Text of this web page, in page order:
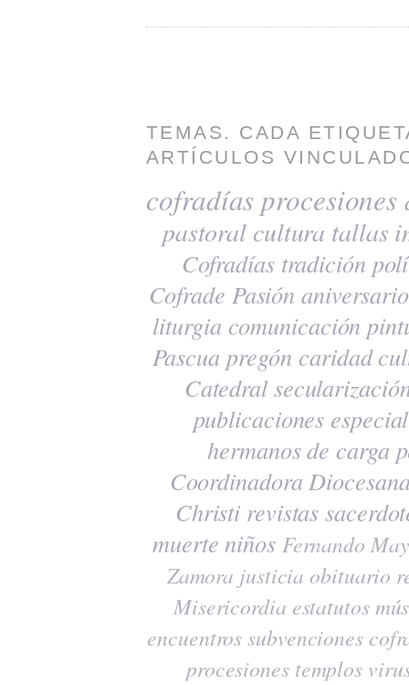
TEMAS. CADA
ARTÍCULOS
cofradías procesiones
pastoral cultura tallas
Cofradías tradición
Cofrade Pasión
liturgia comunicación
Pascua pregón caridad
Catedral
publicaciones
hermanos de carga
Coordinadora
Christi revistas
muerte niños Fernando
Zamora justicia obituario
Misericordia estatutos
encuentrossubvenciones
procesiones templos